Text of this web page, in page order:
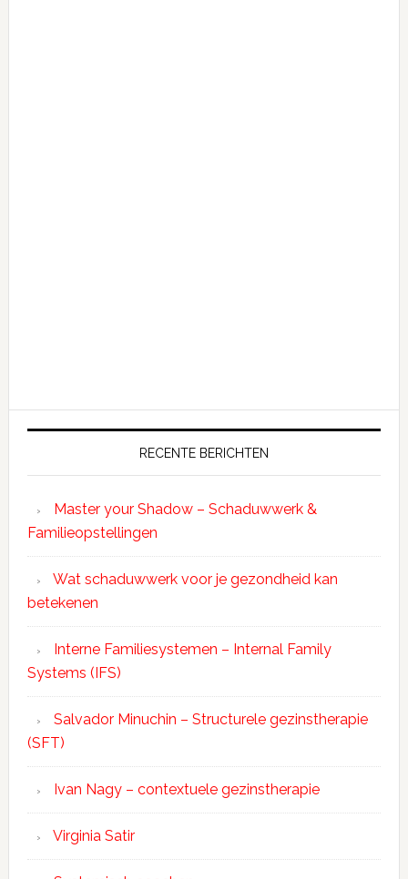
RECENTE BERICHTEN
Master your Shadow – Schaduwwerk &
Familieopstellingen
Wat schaduwwerk voor je gezondheid kan
betekenen
Interne Familiesystemen – Internal Family
Systems (IFS)
Salvador Minuchin – Structurele gezinstherapie
(SFT)
Ivan Nagy – contextuele gezinstherapie
Virginia Satir